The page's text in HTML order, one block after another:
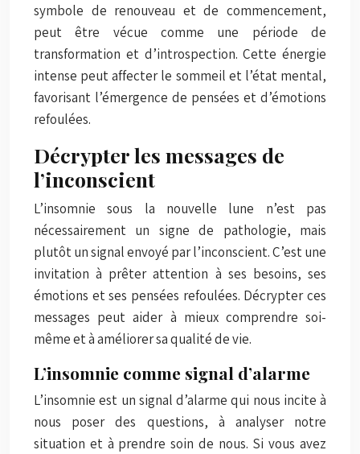
symbole de renouveau et de commencement,
peut être vécue comme une période de
transformation et d’introspection. Cette énergie
intense peut affecter le sommeil et l’état mental,
favorisant l’émergence de pensées et d’émotions
refoulées.
Décrypter les messages de
l’inconscient
L’insomnie sous la nouvelle lune n’est pas
nécessairement un signe de pathologie, mais
plutôt un signal envoyé par l’inconscient. C’est une
invitation à prêter attention à ses besoins, ses
émotions et ses pensées refoulées. Décrypter ces
messages peut aider à mieux comprendre soi-
même et à améliorer sa qualité de vie.
L’insomnie comme signal d’alarme
L’insomnie est un signal d’alarme qui nous incite à
nous poser des questions, à analyser notre
situation et à prendre soin de nous. Si vous avez